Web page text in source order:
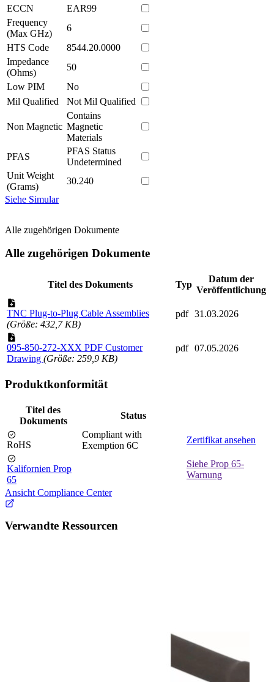
ECCN
EAR99
Frequency
(Max GHz)
6
HTS Code
8544.20.0000
Impedance
(Ohms)
50
Low PIM
No
Mil Qualified
Not Mil Qualified
Non Magnetic
Contains
Magnetic
Materials
PFAS
PFAS Status
Undetermined
Unit Weight
(Grams)
30.240
Siehe Simular
Alle zugehörigen Dokumente
Alle zugehörigen Dokumente
Titel des Dokuments Typ
Datum der
Veröffentlichung
TNC Plug-to-Plug Cable Assemblies
(Größe: 432,7 KB)
pdf 31.03.2026
095-850-272-XXX PDF Customer
Drawing (Größe: 259,9 KB)
pdf 07.05.2026
Produktkonformität
Titel des
Dokuments
Status
RoHS
Compliant with
Exemption 6C
Zertifikat ansehen
Kalifornien Prop
65
Siehe Prop 65-
Warnung
Ansicht Compliance Center
Verwandte Ressourcen